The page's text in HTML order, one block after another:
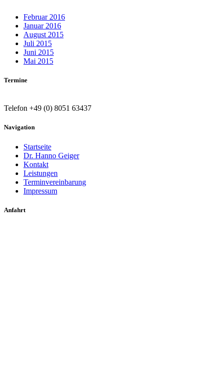
Februar 2016
Januar 2016
August 2015
Juli 2015
Juni 2015
Mai 2015
Termine
Telefon +49 (0) 8051 63437
Navigation
Startseite
Dr. Hanno Geiger
Kontakt
Leistungen
Terminvereinbarung
Impressum
Anfahrt